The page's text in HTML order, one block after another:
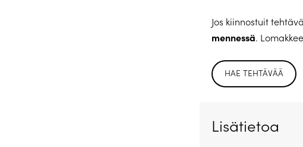
Jos kiinnostuit
mennessä.
HAE TEHTÄVÄÄ
Lisätietoa